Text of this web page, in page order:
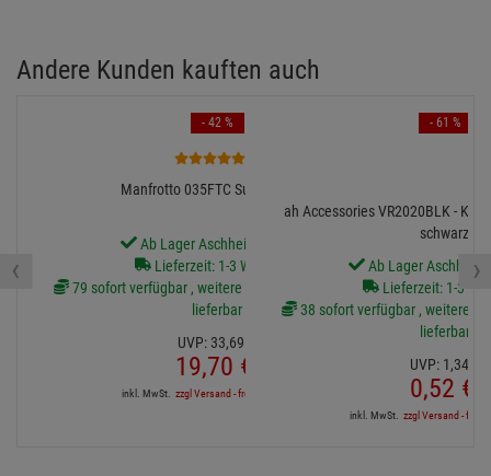
Andere Kunden kauften auch
Manfrotto 035FTC Super-Clamp
Ab Lager Aschheim lieferbar
Lieferzeit: 1-3 Werktage
79 sofort verfügbar , weitere Artikel ab Zentrallager
lieferbar
UVP: 33,69
19,70 €
inkl. MwSt. zzgl Versand - frei ab 90,-€ in DE
- 42 %
ah Accessories VR2020BLK -
schwarz
Ab Lager
Lieferzeit: 1-3
38 sofort verfügbar , weitere
lieferbar
UVP: 1,34
0,52 €
inkl. MwSt. zzgl Versand - frei
- 61 %
‹ ›